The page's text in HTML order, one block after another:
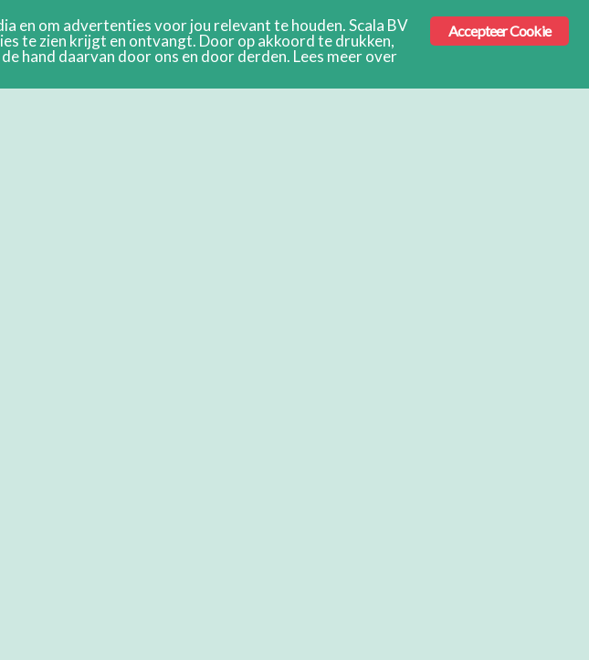
Accepteer Cookie
en om advertenties voor jou relevant te houden. Scala BV
te zien krijgt en ontvangt. Door op akkoord te drukken,
hand daarvan door ons en door derden. Lees meer over